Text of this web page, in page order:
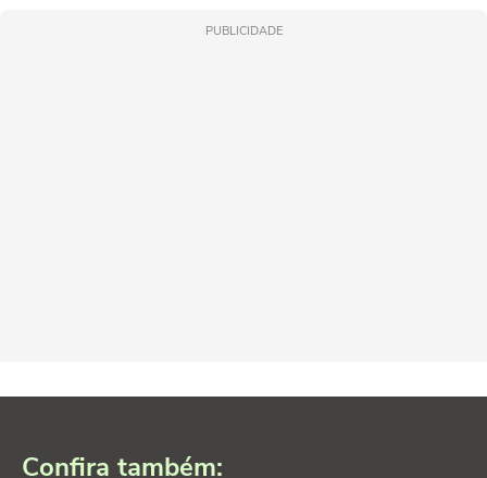
PUBLICIDADE
Confira também: